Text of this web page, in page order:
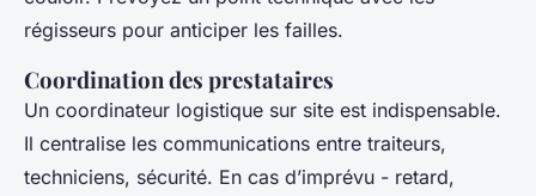
régisseurs pour anticiper les failles.
Coordination des prestataires
Un coordinateur logistique sur site est indispensable.
Il centralise les communications entre traiteurs,
techniciens, sécurité. En cas d’imprévu - retard,